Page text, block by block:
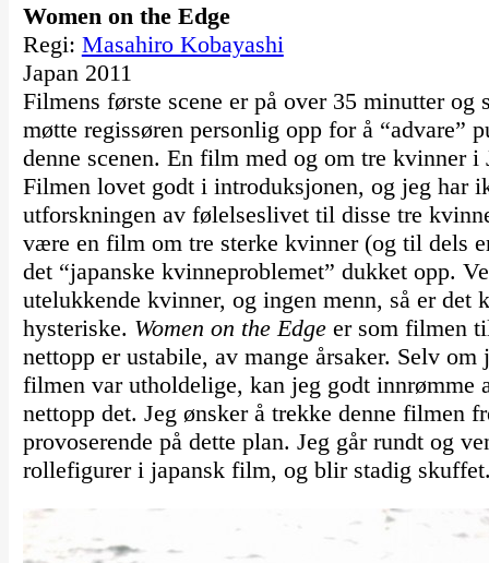
Women on the Edge
Regi: Masahiro Kobayashi
Japan 2011
Filmens første scene er på over 35 minutter
møtte regissøren personlig opp for å “advare”
denne scenen. En film med og om tre kvinner i
Filmen lovet godt i introduksjonen, og jeg har
utforskningen av følelseslivet til disse tre
være en film om tre sterke kvinner (og til dels
det “japanske kvinneproblemet” dukket opp.
utelukkende kvinner, og ingen menn, så er
hysteriske. Women on the Edgeer som filmen
nettopp er ustabile, av mange årsaker. Selv
filmen var utholdelige, kan jeg godt
nettopp det. Jeg ønsker å trekke denne filmen
provoserende på dette plan. Jeg går rundt og
rollefigurer i japansk film, og blir stadig